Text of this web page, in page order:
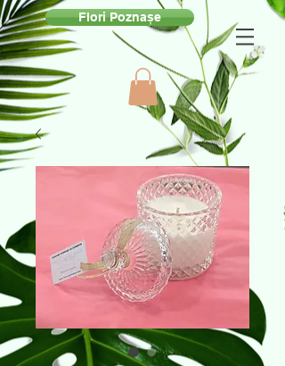
Flori Poznașe